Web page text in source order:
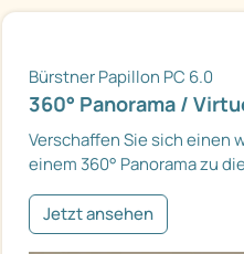
Bürstner Papillon PC 6.0
360° Panorama /
Verschaffen Sie sich einen
einem 360° Panorama zu
Jetzt ansehen